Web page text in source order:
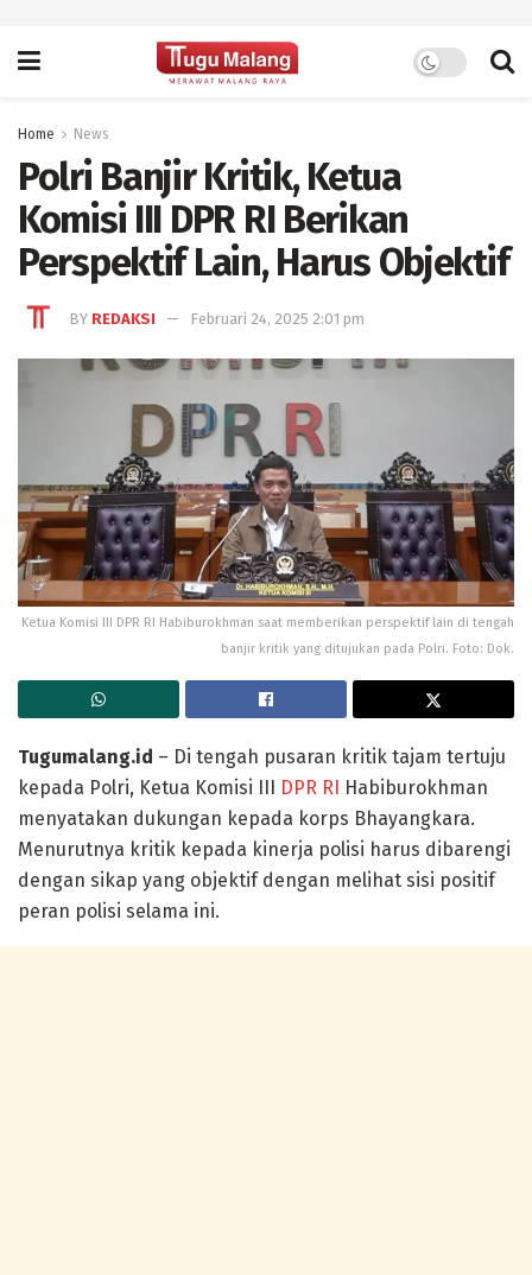
Home News
Polri Banjir Kritik, Ketua
Komisi III DPR RI Berikan
Perspektif Lain, Harus Objektif
BY REDAKSI Februari 24, 2025 2:01 pm
Ketua Komisi III DPR RI Habiburokhman saat memberikan perspektif lain di tengah
banjir kritik yang ditujukan pada Polri. Foto: Dok.
Tugumalang.id – Di tengah pusaran kritik tajam tertuju
kepada Polri, Ketua Komisi III DPR RI Habiburokhman
menyatakan dukungan kepada korps Bhayangkara.
Menurutnya kritik kepada kinerja polisi harus dibarengi
dengan sikap yang objektif dengan melihat sisi positif
peran polisi selama ini.